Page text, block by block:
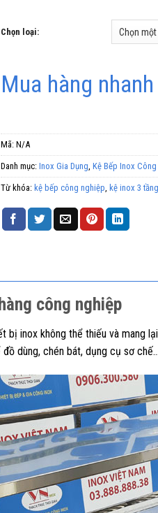
Chọn loại:
Mua hàng
Mã: N/A
Danh mục: Inox Gia Dụng, Kệ Bếp Inox
Từ khóa: kệ bếp công nghiệp, kệ inox 3 tầng
công nghiệp
inox không thể thiếu và mang
dùng, chén bát, dụng cụ sơ